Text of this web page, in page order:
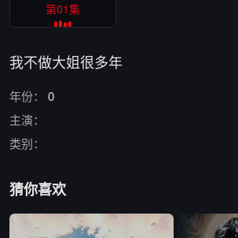
第01集
我不做大姐很多年
年份：
0
主演：
类别：
猜你喜欢